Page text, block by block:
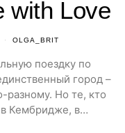
with Love
OLGA_BRIT
поездку по
город –
Но те, кто
Кембридже, в…